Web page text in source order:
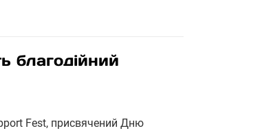
благодійний
Fest, присвячений Дню